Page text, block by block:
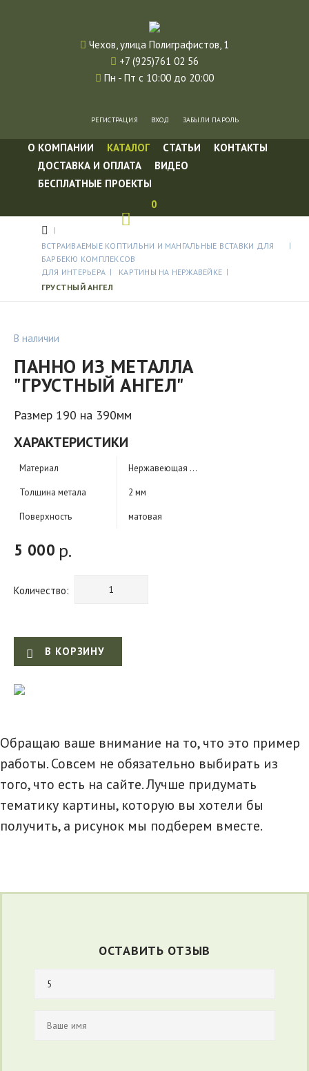
Чехов, улица Полиграфистов, 1
+7 (925)761 02 56
Пн - Пт с 10:00 до 20:00
РЕГИСТРАЦИЯ ВХОД ЗАБЫЛИ ПАРОЛЬ
О КОМПАНИИ КАТАЛОГ СТАТЬИ
КОНТАКТЫ
ДОСТАВКА И ОПЛАТА
ВИДЕО
БЕСПЛАТНЫЕ ПРОЕКТЫ
0
ВСТРАИВАЕМЫЕ КОПТИЛЬНИ И МАНГАЛЬНЫЕ ВСТАВКИ ДЛЯ
БАРБЕКЮ КОМПЛЕКСОВ
ДЛЯ ИНТЕРЬЕРА
КАРТИНЫ НА НЕРЖАВЕЙКЕ
ГРУСТНЫЙ АНГЕЛ
В наличии
ПАННО ИЗ МЕТАЛЛА
"ГРУСТНЫЙ АНГЕЛ"
Размер 190 на 390мм
ХАРАКТЕРИСТИКИ
Материал Нержавеющая сталь
Толщина метала 2 мм
Поверхность матовая
5 000 р.
Количество:
В КОРЗИНУ
Обращаю ваше внимание на то, что это пример
работы. Совсем не обязательно выбирать из
того, что есть на сайте. Лучше придумать
тематику картины, которую вы хотели бы
получить, а рисунок мы подберем вместе.
ОСТАВИТЬ ОТЗЫВ